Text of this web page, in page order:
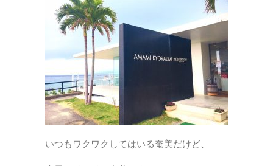
いつもワクワクしてはいる奄美だけど、